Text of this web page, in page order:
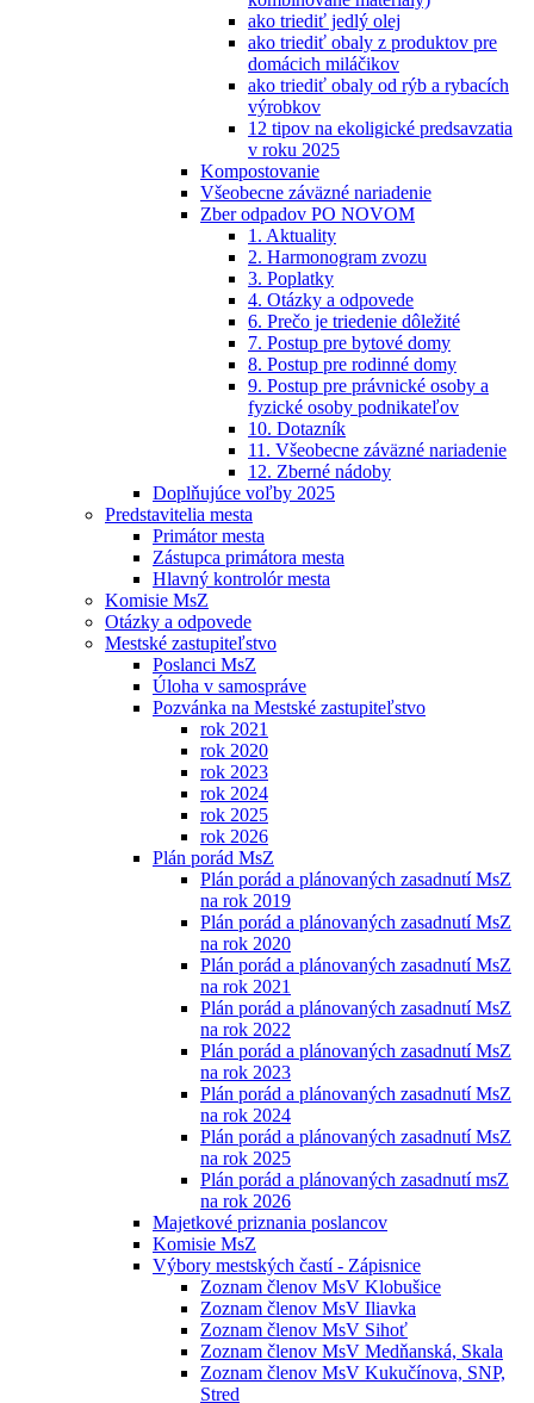
ako triediť jedlý olej
ako triediť obaly z produktov pre
domácich miláčikov
ako triediť obaly od rýb a rybacích
výrobkov
12 tipov na ekoligické predsavzatia
v roku 2025
Kompostovanie
Všeobecne záväzné nariadenie
Zber odpadov PO NOVOM
1. Aktuality
2. Harmonogram zvozu
3. Poplatky
4. Otázky a odpovede
6. Prečo je triedenie dôležité
7. Postup pre bytové domy
8. Postup pre rodinné domy
9. Postup pre právnické osoby a
fyzické osoby podnikateľov
10. Dotazník
11. Všeobecne záväzné nariadenie
12. Zberné nádoby
Doplňujúce voľby 2025
Predstavitelia mesta
Primátor mesta
Zástupca primátora mesta
Hlavný kontrolór mesta
Komisie MsZ
Otázky a odpovede
Mestské zastupiteľstvo
Poslanci MsZ
Úloha v samospráve
Pozvánka na Mestské zastupiteľstvo
rok 2021
rok 2020
rok 2023
rok 2024
rok 2025
rok 2026
Plán porád MsZ
Plán porád a plánovaných zasadnutí MsZ
na rok 2019
Plán porád a plánovaných zasadnutí MsZ
na rok 2020
Plán porád a plánovaných zasadnutí MsZ
na rok 2021
Plán porád a plánovaných zasadnutí MsZ
na rok 2022
Plán porád a plánovaných zasadnutí MsZ
na rok 2023
Plán porád a plánovaných zasadnutí MsZ
na rok 2024
Plán porád a plánovaných zasadnutí MsZ
na rok 2025
Plán porád a plánovaných zasadnutí msZ
na rok 2026
Majetkové priznania poslancov
Komisie MsZ
Výbory mestských častí - Zápisnice
Zoznam členov MsV Klobušice
Zoznam členov MsV Iliavka
Zoznam členov MsV Sihoť
Zoznam členov MsV Medňanská, Skala
Zoznam členov MsV Kukučínova, SNP,
Stred